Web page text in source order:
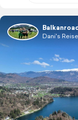
Dani's